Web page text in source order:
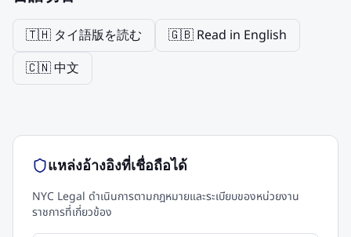
🇹🇭 タイ語版を読む
🇬🇧 Read in English
🇨🇳 中文
แหล่งอ้างอิงที่เชื่อถือได้
NYC Legal ดำเนินการตามกฎหมายและระเบียบของหน่วยงาน
ราชการที่เกี่ยวข้อง